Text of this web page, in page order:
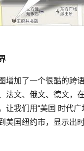
增加了一个很酷的
法文、俄文、德文，
让我们用“美国 时代广
美国纽约市，显示出